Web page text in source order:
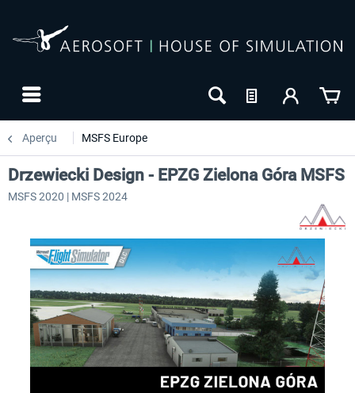
Aperçu MSFS Europe
Drzewiecki Design - EPZG Zielona Góra MSFS
MSFS 2020 | MSFS 2024